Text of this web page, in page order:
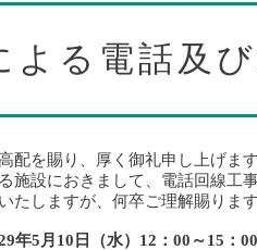
よる電話及
配を賜り、厚く御礼申し上げます
施設におきまして、電話回線工
たしますが、何卒ご理解賜りま
年5月10日（水）12：00～15：